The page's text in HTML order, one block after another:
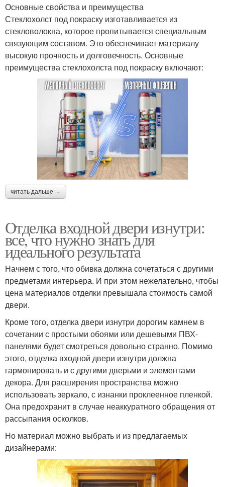
Основные свойства и преимущества
Стеклохолст под покраску изготавливается из
стекловолокна, которое пропитывается специальным
связующим составом. Это обеспечивает материалу
высокую прочность и долговечность. Основные
преимущества стеклохолста под покраску включают:
читать дальше →
Отделка входной двери изнутри:
все, что нужно знать для
идеального результата
Начнем с того, что обивка должна сочетаться с другими
предметами интерьера. И при этом нежелательно, чтобы
цена материалов отделки превышала стоимость самой
двери.
Кроме того, отделка двери изнутри дорогим камнем в
сочетании с простыми обоями или дешевыми ПВХ-
панелями будет смотреться довольно странно. Помимо
этого, отделка входной двери изнутри должна
гармонировать и с другими дверьми и элементами
декора. Для расширения пространства можно
использовать зеркало, с изнанки проклеенное пленкой.
Она предохранит в случае неаккуратного обращения от
рассыпания осколков.
Но материал можно выбрать и из предлагаемых
дизайнерами: